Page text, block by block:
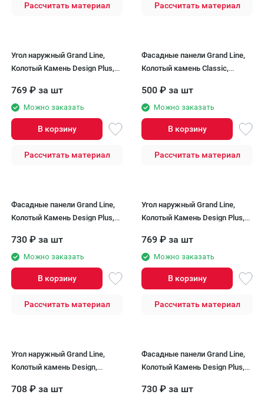
Рассчитать материал Рассчитать материал
Угол наружный Grand Line,
Колотый Камень Design Plus,
769 ₽ за шт
Можно заказать
В корзину
Рассчитать материал
Фасадные панели Grand Line,
Колотый камень Classic,
500 ₽ за шт
Можно заказать
В корзину
Рассчитать материал
Фасадные панели Grand Line,
Колотый Камень Design Plus,
730 ₽ за шт
Можно заказать
В корзину
Рассчитать материал
Угол наружный Grand Line,
Колотый Камень Design Plus,
769 ₽ за шт
Можно заказать
В корзину
Рассчитать материал
Угол наружный Grand Line,
Колотый камень Design,
708 ₽ за шт
Фасадные панели Grand Line,
Колотый Камень Design Plus,
730 ₽ за шт